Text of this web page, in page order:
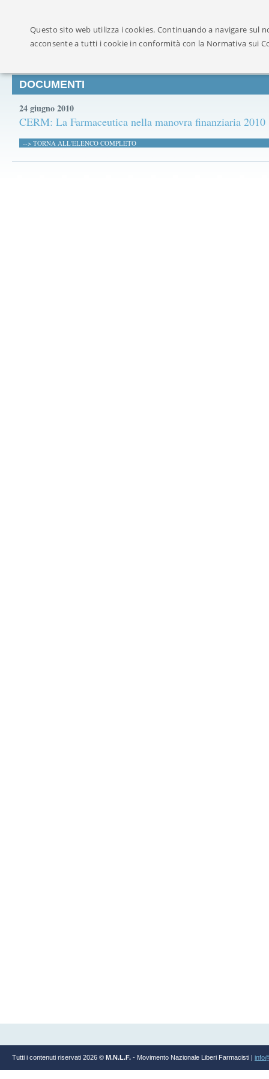
DOCUMENTI
24 giugno 2010
CERM: La Farmaceutica nella manovra finanziaria 2010
--> TORNA ALL'ELENCO COMPLETO
Tutti i contenuti riservati 2026 © M.N.L.F. - Movimento Nazionale Liberi Farmacisti |
Questo sito web utilizza i cookies. Continuando a navigare sul
acconsente a tutti i cookie in conformità con la Normativa sui